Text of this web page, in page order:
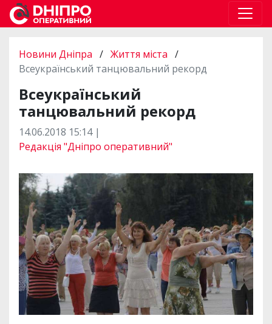
Новини Дніпра / Життя міста /
Всеукраїнський танцювальний рекорд
Всеукраїнський
танцювальний рекорд
14.06.2018 15:14 |
Редакція "Дніпро оперативний"